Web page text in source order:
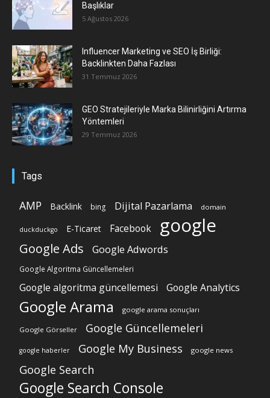
Başlıklar
5 Ağustos 2026
Influencer Marketing ve SEO İş Birliği:
Backlinkten Daha Fazlası
31 Temmuz 2026
GEO Stratejileriyle Marka Bilinirliğini Artırma
Yöntemleri
29 Temmuz 2026
Tags
AMP Backlink bing Dijital Pazarlama domain
duckduckgo E-Ticaret Facebook google
Google Ads Google Adwords
Google Algoritma Güncellemeleri
Google algoritma güncellemesi Google Analytics
Google Arama google arama sonuçları
Google Görseller Google Güncellemeleri
google haberler Google My Business google news
Google Search
Google Search Console